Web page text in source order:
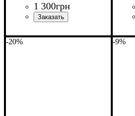
1 300грн
-20% -9%